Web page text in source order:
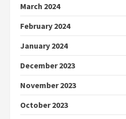
March 2024
February 2024
January 2024
December 2023
November 2023
October 2023